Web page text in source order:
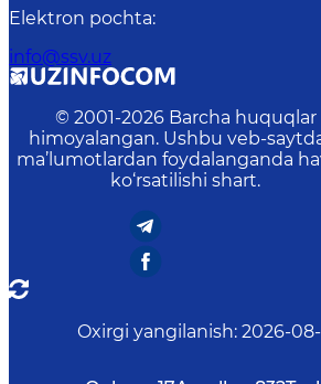
Elektron pochta:
info@ssv.uz
© 2001-2026 Barcha huquqlar
himoyalangan. Ushbu veb-
ma’lumotlardan foydalanganda
ko‘rsatilishi shart.
Oxirgi yangilanish: 2026-